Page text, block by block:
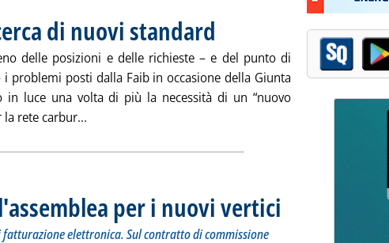
di nuovi standard
delle posizioni e delle richieste – e del punto di
problemi posti dalla Faib in occasione della Giunta
in luce una volta di più la necessità di un “nuovo
la rete carbur... Leggi tutta la notizia: 'Carburanti, alla ricerca di
per i nuovi vertici . Sottotitolo: Chiesta una
. Pubblicata martedì 20
elettronica. Sul contratto di commissione